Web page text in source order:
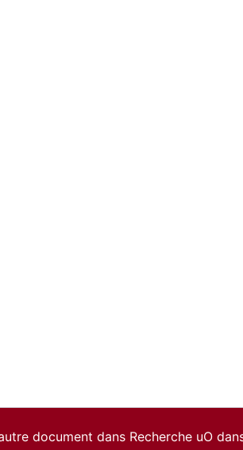
document dans Recherche uO